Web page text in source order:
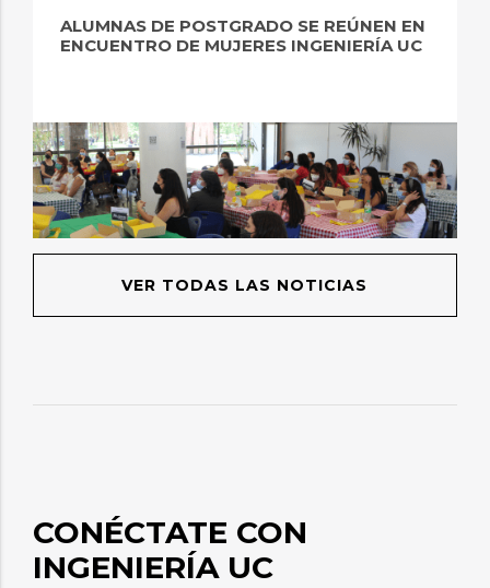
ALUMNAS DE POSTGRADO SE REÚNEN EN
ENCUENTRO DE MUJERES INGENIERÍA UC
VER TODAS LAS NOTICIAS
CONÉCTATE CON
INGENIERÍA UC